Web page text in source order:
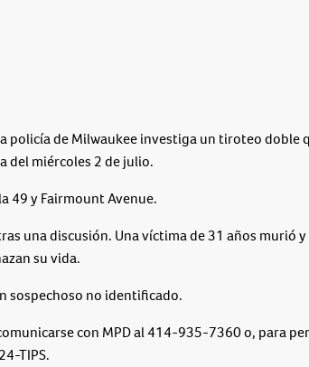
policía de Milwaukee investiga un tiroteo doble
del miércoles 2 de julio.
49 y Fairmount Avenue.
una discusión. Una víctima de 31 años murió
su vida.
sospechoso no identificado.
con MPD al 414-935-7360 o, para
TIPS.